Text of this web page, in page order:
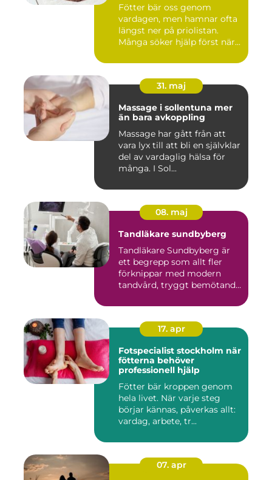
Fötter bär oss genom
vardagen, men hamnar ofta
längst ner på priolistan.
Många söker hjälp först när...
31. maj
Massage i sollentuna mer
än bara avkoppling
Massage har gått från att
vara lyx till att bli en självklar
del av vardaglig hälsa för
många. I Sol...
08. maj
Tandläkare sundbyberg
Tandläkare Sundbyberg är
ett begrepp som allt fler
förknippar med modern
tandvård, tryggt bemötande
17. apr
Fotspecialist stockholm när
fötterna behöver
professionell hjälp
Fötter bär kroppen genom
hela livet. När varje steg
börjar kännas, påverkas allt:
vardag, arbete, tr...
07. apr